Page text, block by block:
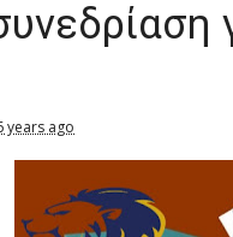
years ago